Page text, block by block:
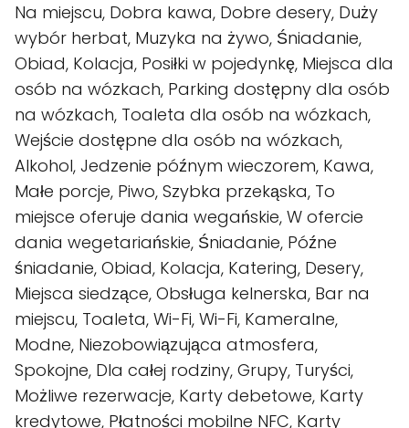
Na miejscu, Dobra kawa, Dobre desery, Duży
wybór herbat, Muzyka na żywo, Śniadanie,
Obiad, Kolacja, Posiłki w pojedynkę, Miejsca dla
osób na wózkach, Parking dostępny dla osób
na wózkach, Toaleta dla osób na wózkach,
Wejście dostępne dla osób na wózkach,
Alkohol, Jedzenie późnym wieczorem, Kawa,
Małe porcje, Piwo, Szybka przekąska, To
miejsce oferuje dania wegańskie, W ofercie
dania wegetariańskie, Śniadanie, Późne
śniadanie, Obiad, Kolacja, Katering, Desery,
Miejsca siedzące, Obsługa kelnerska, Bar na
miejscu, Toaleta, Wi-Fi, Wi-Fi, Kameralne,
Modne, Niezobowiązująca atmosfera,
Spokojne, Dla całej rodziny, Grupy, Turyści,
Możliwe rezerwacje, Karty debetowe, Karty
kredytowe, Płatności mobilne NFC, Karty